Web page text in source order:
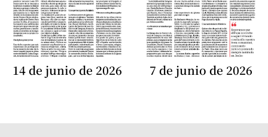
14 de junio de 2026 7 de junio de 2026